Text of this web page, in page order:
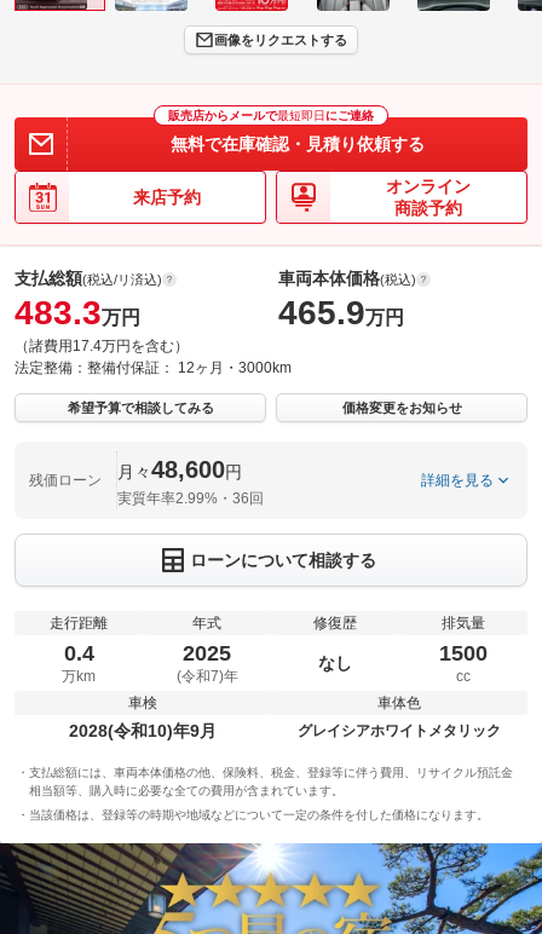
画像をリクエストする
販売店からメールで最短即日 にご連絡
無料で在庫確認・見積り依頼する
来店予約
オンライン
商談予約
支払総額(税込/リ済込)
483.3万円
（諸費用17.4万円を含む）
車両本体価格(税込)
465.9万円
法定整備： 整備付保証： 12ヶ月・3000km
希望予算で相談してみる 価格変更をお知らせ
残価ローン 月々48,600円
実質年率2.99%・36回
詳細を見る
ローンについて相談する
走行距離
0.4
万km
年式
2025
(令和7)年
修復歴
なし
排気量
1500
cc
車検
2028(令和10)年9月
車体色
グレイシアホワイトメタリック
支払総額には、車両本体価格の他、保険料、税金、登録等に伴う費用、リサイクル預託金
相当額等、購入時に必要な全ての費用が含まれています。
当該価格は、登録等の時期や地域などについて一定の条件を付した価格になります。